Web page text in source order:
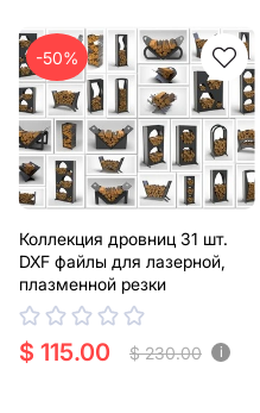
-50%
Коллекция дровниц 31 шт.
DXF файлы для лазерной,
плазменной резки
$ 115.00 $ 230.00 i